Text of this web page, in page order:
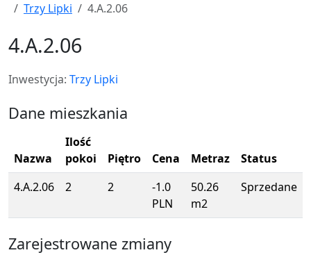
Trzy Lipki
4.A.2.06
4.A.2.06
Inwestycja: Trzy Lipki
Dane mieszkania
Nazwa
Ilość
pokoi
Piętro Cena Metraz
Status
4.A.2.06
2 2
-1.0
PLN
50.26
m2
Sprzedane
Zarejestrowane zmiany